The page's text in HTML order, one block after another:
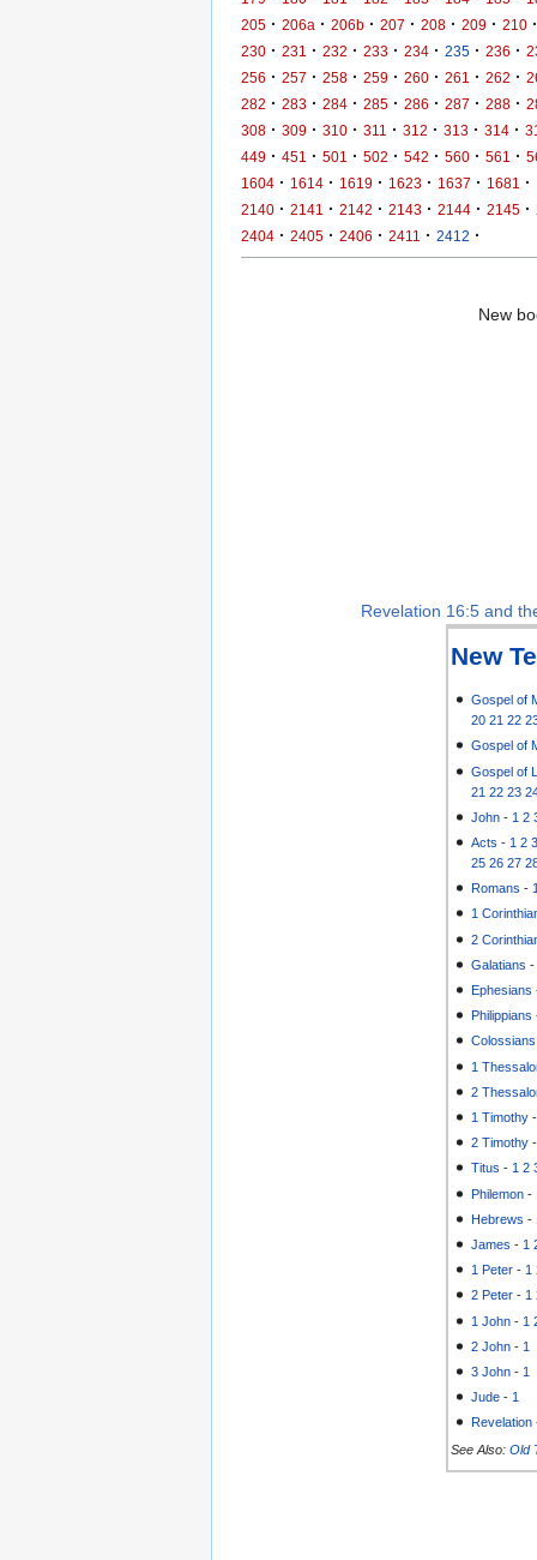
205 · 206a · 206b · 207 · 208 · 209 · 210 ·
230 · 231 · 232 · 233 · 234 · 235 · 236 ·
256 · 257 · 258 · 259 · 260 · 261 · 262 ·
282 · 283 · 284 · 285 · 286 · 287 · 288 ·
308 · 309 · 310 · 311 · 312 · 313 · 314 ·
449 · 451 · 501 · 502 · 542 · 560 · 561 ·
1604 · 1614 · 1619 · 1623 · 1637 · 1681 ·
2140 · 2141 · 2142 · 2143 · 2144 · 2145 ·
2404 · 2405 · 2406 · 2411 · 2412 ·
New
Revelation 16:5 and
New
Gospel of
20 21 22
Gospel of
Gospel of
21 22 23
John - 1 2
Acts - 1 2
25 26 27
Romans -
1
2
Galatians
Ephesians
Philippians
Colossians
1
2
1 Timothy
2 Timothy
Titus - 1 2
Philemon -
Hebrews -
James - 1
1 Peter - 1
2 Peter -1
1 John - 1
2 John - 1
3 John - 1
Jude - 1
Revelation
See Also: Old